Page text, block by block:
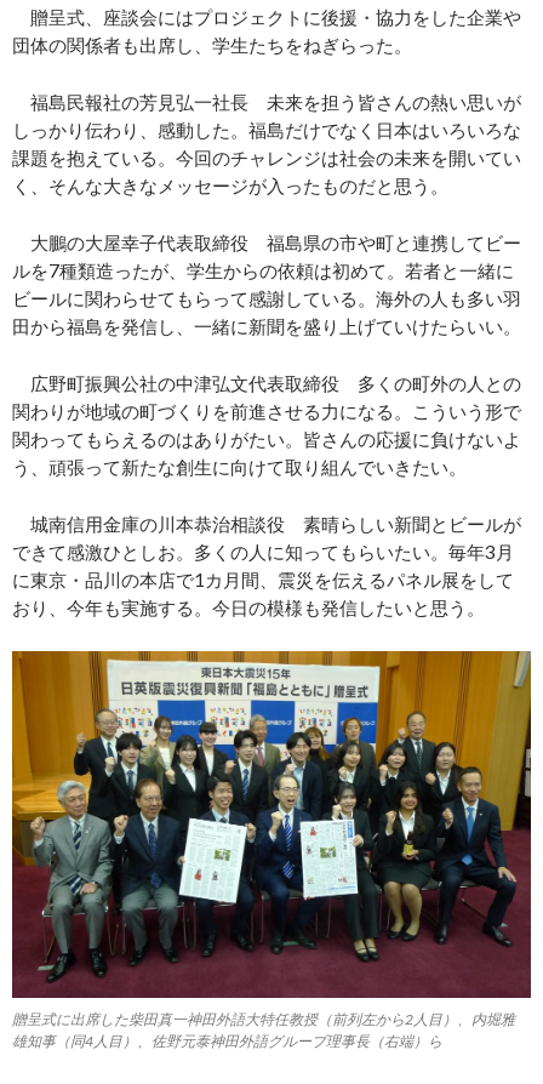
贈呈式、座談会にはプロジェクトに後援・協力をした企業や
団体の関係者も出席し、学生たちをねぎらった。
福島民報社の芳見弘一社長 未来を担う皆さんの熱い思いが
しっかり伝わり、感動した。福島だけでなく日本はいろいろな
課題を抱えている。今回のチャレンジは社会の未来を開いてい
く、そんな大きなメッセージが入ったものだと思う。
大鵬の大屋幸子代表取締役 福島県の市や町と連携してビー
ルを7種類造ったが、学生からの依頼は初めて。若者と一緒に
ビールに関わらせてもらって感謝している。海外の人も多い羽
田から福島を発信し、一緒に新聞を盛り上げていけたらいい。
広野町振興公社の中津弘文代表取締役 多くの町外の人との
関わりが地域の町づくりを前進させる力になる。こういう形で
関わってもらえるのはありがたい。皆さんの応援に負けないよ
う、頑張って新たな創生に向けて取り組んでいきたい。
城南信用金庫の川本恭治相談役 素晴らしい新聞とビールが
できて感激ひとしお。多くの人に知ってもらいたい。毎年3月
に東京・品川の本店で1カ月間、震災を伝えるパネル展をして
おり、今年も実施する。今日の模様も発信したいと思う。
贈呈式に出席した柴田真一神田外語大特任教授（前列左から2人目）、内堀雅
雄知事（同4人目）、佐野元泰神田外語グループ理事長（右端）ら